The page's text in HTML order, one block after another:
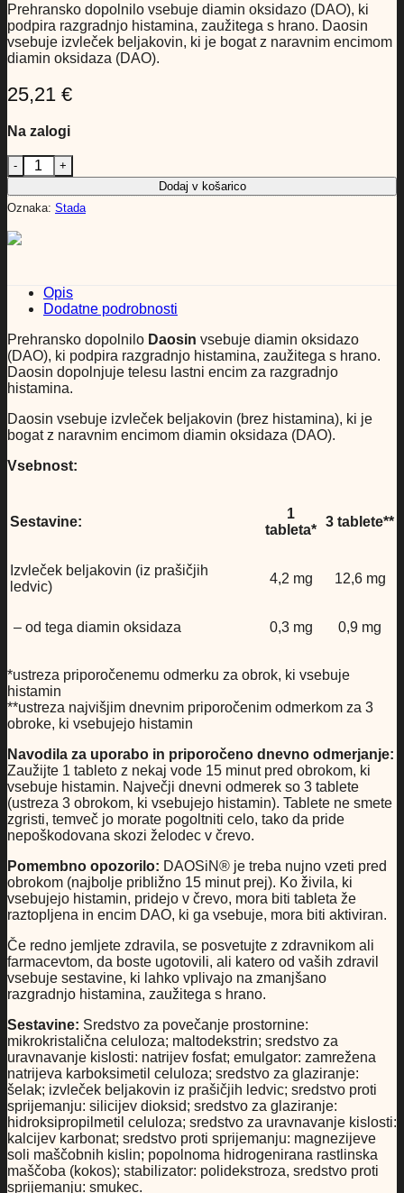
Prehransko dopolnilo vsebuje diamin oksidazo (DAO), ki
podpira razgradnjo histamina, zaužitega s hrano. Daosin
vsebuje izvleček beljakovin, ki je bogat z naravnim encimom
diamin oksidaza (DAO).
25,21 €
Na zalogi
Daosin tablete, 30 tablet količina
Dodaj v košarico
Oznaka: Stada
Opis
Dodatne podrobnosti
Prehransko dopolnilo Daosin vsebuje diamin oksidazo
(DAO), ki podpira razgradnjo histamina, zaužitega s hrano.
Daosin dopolnjuje telesu lastni encim za razgradnjo
histamina.
Daosin vsebuje izvleček beljakovin (brez histamina), ki je
bogat z naravnim encimom diamin oksidaza (DAO).
Vsebnost:
Sestavine:
1
tableta*
3 tablete**
Izvleček beljakovin (iz prašičjih
ledvic)
4,2 mg 12,6 mg
– od tega diamin oksidaza 0,3 mg 0,9 mg
*ustreza priporočenemu odmerku za obrok, ki vsebuje
histamin
**ustreza najvišjim dnevnim priporočenim odmerkom za 3
obroke, ki vsebujejo histamin
Navodila za uporabo in priporočeno dnevno odmerjanje:
Zaužijte 1 tableto z nekaj vode 15 minut pred obrokom, ki
vsebuje histamin. Največji dnevni odmerek so 3 tablete
(ustreza 3 obrokom, ki vsebujejo histamin). Tablete ne smete
zgristi, temveč jo morate pogoltniti celo, tako da pride
nepoškodovana skozi želodec v črevo.
Pomembno opozorilo: DAOSiN® je treba nujno vzeti pred
obrokom (najbolje približno 15 minut prej). Ko živila, ki
vsebujejo histamin, pridejo v črevo, mora biti tableta že
raztopljena in encim DAO, ki ga vsebuje, mora biti aktiviran.
Če redno jemljete zdravila, se posvetujte z zdravnikom ali
farmacevtom, da boste ugotovili, ali katero od vaših zdravil
vsebuje sestavine, ki lahko vplivajo na zmanjšano
razgradnjo histamina, zaužitega s hrano.
Sestavine: Sredstvo za povečanje prostornine:
mikrokristalična celuloza; maltodekstrin; sredstvo za
uravnavanje kislosti: natrijev fosfat; emulgator: zamrežena
natrijeva karboksimetil celuloza; sredstvo za glaziranje:
šelak; izvleček beljakovin iz prašičjih ledvic; sredstvo proti
sprijemanju: silicijev dioksid; sredstvo za glaziranje:
hidroksipropilmetil celuloza; sredstvo za uravnavanje kislosti:
kalcijev karbonat; sredstvo proti sprijemanju: magnezijeve
soli maščobnih kislin; popolnoma hidrogenirana rastlinska
maščoba (kokos); stabilizator: polidekstroza, sredstvo proti
sprijemanju: smukec.